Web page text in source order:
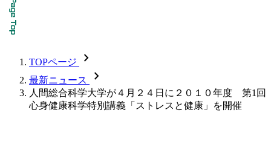
TOPページ chevron_forward
最新ニュース chevron_forward
人間総合科学大学が４月２４日に２０１０年度 第1回
心身健康科学特別講義「ストレスと健康」を開催